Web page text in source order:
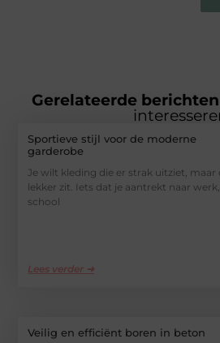
Gerelateerde berichten
Sportieve stijl voor de moderne
garderobe
Je wilt kleding die er strak uitziet, maar
lekker zit. Iets dat je aantrekt naar werk,
school
Lees verder ➜
Veilig en efficiënt boren in beton